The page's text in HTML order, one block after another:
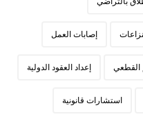
إصابات العمل
القطعي إعداد العقود الدولية
استشارات قانونية